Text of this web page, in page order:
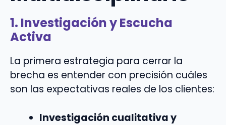
1. Investigación y Escucha
Activa
La primera estrategia para cerrar la
brecha es entender con precisión cuáles
son las expectativas reales de los clientes:
Investigación cualitativa y